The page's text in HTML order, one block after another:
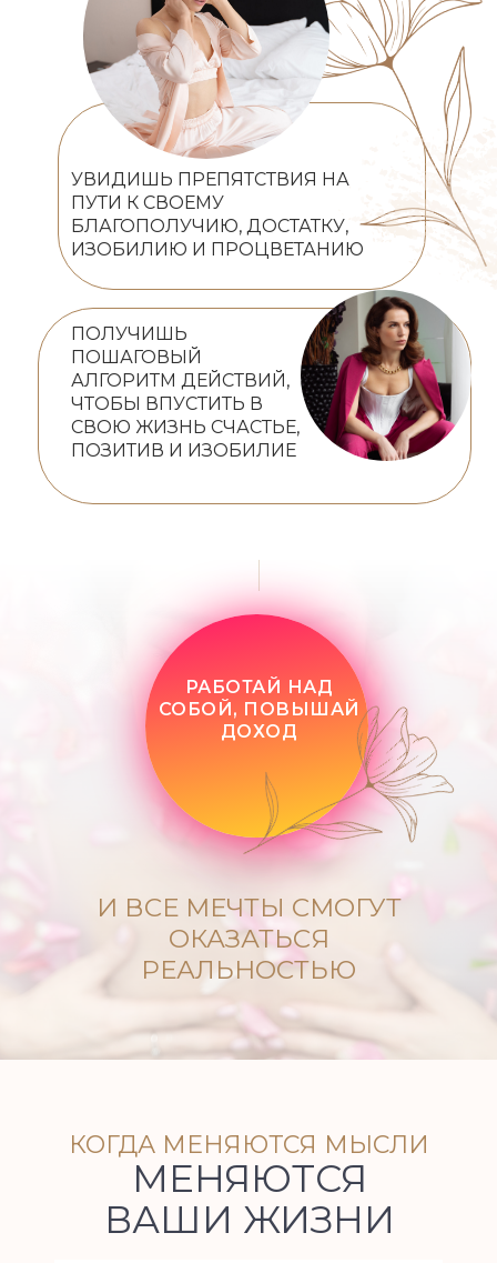
ПОЛУЧИШЬ
ПОШАГОВЫЙ
АЛГОРИТМ ДЕЙСТВИЙ,
ЧТОБЫ ВПУСТИТЬ В
СВОЮ ЖИЗНЬ СЧАСТЬЕ,
ПОЗИТИВ И ИЗОБИЛИЕ
УВИДИШЬ ПРЕПЯТСТВИЯ НА
ПУТИ К СВОЕМУ
БЛАГОПОЛУЧИЮ, ДОСТАТКУ,
ИЗОБИЛИЮ И ПРОЦВЕТАНИЮ
РАБОТАЙ НАД
СОБОЙ, ПОВЫШАЙ
ДОХОД
И ВСЕ МЕЧТЫ СМОГУТ
ОКАЗАТЬСЯ
РЕАЛЬНОСТЬЮ
МЕНЯЮТСЯ
ВАШИ ЖИЗНИ
КОГДА МЕНЯЮТСЯ МЫСЛИ